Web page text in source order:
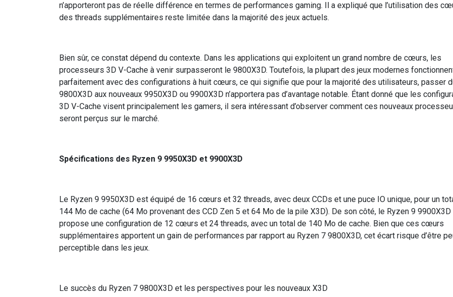
n’apporteront pas de réelle différence en termes de performances gaming. Il a expliqué que l’utilisation des
des threads supplémentaires reste limitée dans la majorité des jeux actuels.
Bien sûr, ce constat dépend du contexte. Dans les applications qui exploitent un grand nombre de cœurs, les
processeurs 3D V-Cache à venir surpasseront le 9800X3D. Toutefois, la plupart des jeux modernes
parfaitement avec des configurations à huit cœurs, ce qui signifie que pour la majorité des utilisateurs, passer
9800X3D aux nouveaux 9950X3D ou 9900X3D n’apportera pas d’avantage notable. Étant donné que les
3D V-Cache visent principalement les gamers, il sera intéressant d’observer comment ces nouveaux
seront perçus sur le marché.
Spécifications des Ryzen 9 9950X3D et 9900X3D
Le Ryzen 9 9950X3D est équipé de 16 cœurs et 32 threads, avec deux CCDs et une puce IO unique, pour un
144 Mo de cache (64 Mo provenant des CCD Zen 5 et 64 Mo de la pile X3D). De son côté, le Ryzen 9 9900X3D
propose une configuration de 12 cœurs et 24 threads, avec un total de 140 Mo de cache. Bien que ces cœurs
supplémentaires apportent un gain de performances par rapport au Ryzen 7 9800X3D, cet écart risque d’être
perceptible dans les jeux.
Le succès du Ryzen 7 9800X3D et les perspectives pour les nouveaux X3D